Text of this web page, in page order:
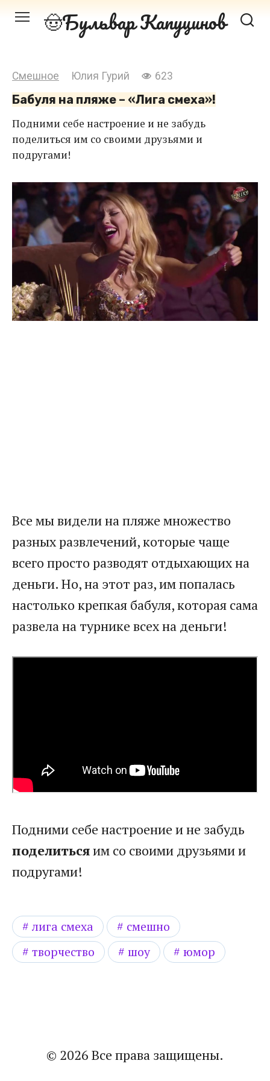
Перейти Бульвар Капуцинов
Смешное Юлия Гурий 623
Бабуля на пляже – «Лига смеха»!
Подними себе настроение и не забудь
поделиться им со своими друзьями и
подругами!
Все мы видели на пляже множество
разных развлечений, которые чаще
всего просто разводят отдыхающих на
деньги. Но, на этот раз, им попалась
настолько крепкая бабуля, которая сама
развела на турнике всех на деньги!
Подними себе настроение и не забудь
поделитьсяим со своими друзьями и
подругами!
лига смеха
смешно
творчество
шоу юмор
© 2026 Все права защищены.